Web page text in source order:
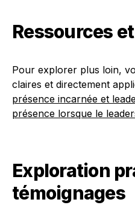
Ressources
Pour explorer plus loin,
claires et directement
présence incarnée et
présence lorsque le
Exploration
témoignages